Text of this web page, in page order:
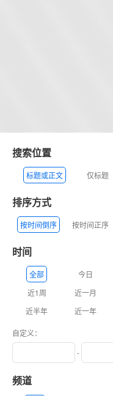
搜索位置
标题或正文 仅标题
排序方式
按时间倒序 按时间正序
时间
全部 今日
近1周
近一月
近半年
近一年
自定义：
-
频道